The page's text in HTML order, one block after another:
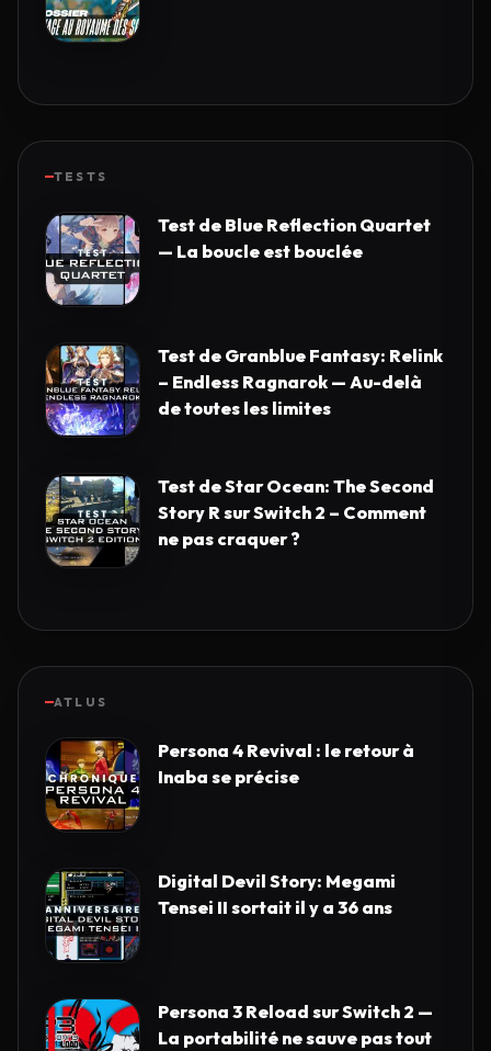
TESTS
Test de Blue Reflection Quartet
— La boucle est bouclée
Test de Granblue Fantasy: Relink
– Endless Ragnarok — Au-delà
de toutes les limites
Test de Star Ocean: The Second
Story R sur Switch 2 – Comment
ne pas craquer ?
ATLUS
Persona 4 Revival : le retour à
Inaba se précise
Digital Devil Story: Megami
Tensei II sortait il y a 36 ans
Persona 3 Reload sur Switch 2 —
La portabilité ne sauve pas tout